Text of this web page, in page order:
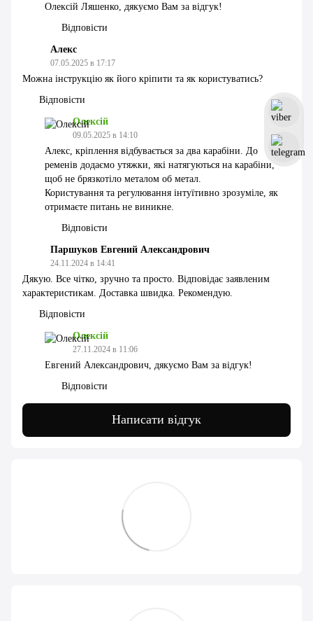
Олексій Ляшенко, дякуємо Вам за відгук!
Відповісти
Алекс
07.05.2025 в 17:17
Можна інструкцію як його кріпити та як користуватись?
Відповісти
Олексій
09.05.2025 в 14:10
Алекс, кріплення відбувається за два карабіни. До
ременів додаємо утяжки, які натягуються на карабіни,
щоб не брязкотіло металом об метал.
Користування та регулювання інтуїтивно зрозуміле, як
отримаєте питань не виникне.
Відповісти
Паршуков Евгений Александрович
24.11.2024 в 14:41
Дякую. Все чітко, зручно та просто. Відповідає заявленим
характеристикам. Доставка швидка. Рекомендую.
Відповісти
Олексій
27.11.2024 в 11:06
Евгений Александрович, дякуємо Вам за відгук!
Відповісти
Написати відгук